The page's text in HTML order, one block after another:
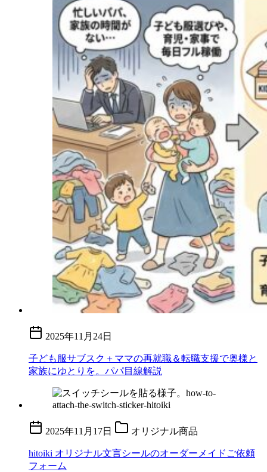
2025年11月24日
子ども服サブスク＋ママの再就職＆転職支援で奥様と
家族にゆとりを。パパ目線解説
2025年11月17日 オリジナル商品
hitoiki オリジナル文言シールのオーダーメイドご依頼
フォーム